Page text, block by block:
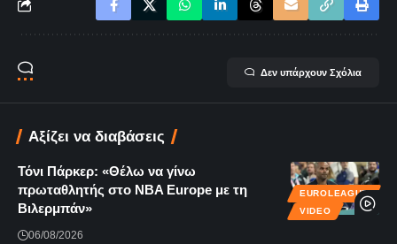
Δεν υπάρχουν Σχόλια
Αξίζει να διαβάσεις
EUROLEAGUE
VIDEO
Τόνι Πάρκερ: «Θέλω να γίνω
πρωταθλητής στο NBA Europe με τη
Βιλερμπάν»
06/08/2026